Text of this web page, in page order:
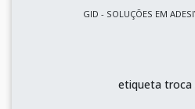
GID - SOLUÇÕES EM
etiqueta troca